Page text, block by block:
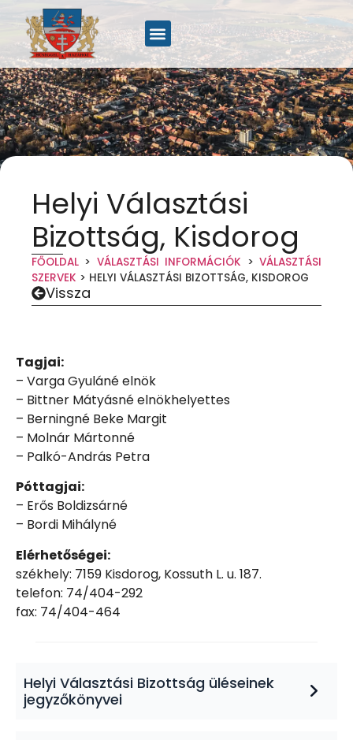
Helyi Választási
Bizottság, Kisdorog
FŐOLDAL > VÁLASZTÁSI INFORMÁCIÓK >VÁLASZTÁSI
SZERVEK > HELYI VÁLASZTÁSI BIZOTTSÁG, KISDOROG
Vissza
Tagjai:
– Varga Gyuláné elnök
– Bittner Mátyásné elnökhelyettes
– Berningné Beke Margit
– Molnár Mártonné
– Palkó-András Petra
Póttagjai:
– Erős Boldizsárné
– Bordi Mihályné
Elérhetőségei:
székhely: 7159 Kisdorog, Kossuth L. u. 187.
telefon: 74/404-292
fax: 74/404-464
Helyi Választási Bizottság üléseinek
jegyzőkönyvei